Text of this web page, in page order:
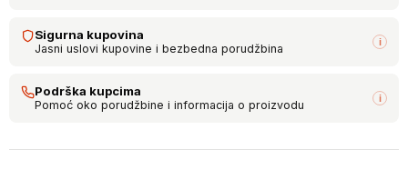
Sigurna kupovina
Jasni uslovi kupovine i bezbedna porudžbina i
Podrška kupcima
Pomoć oko porudžbine i informacija o proizvodu i